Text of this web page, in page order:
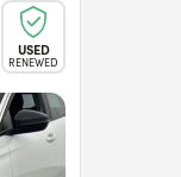
USED
RENEWED